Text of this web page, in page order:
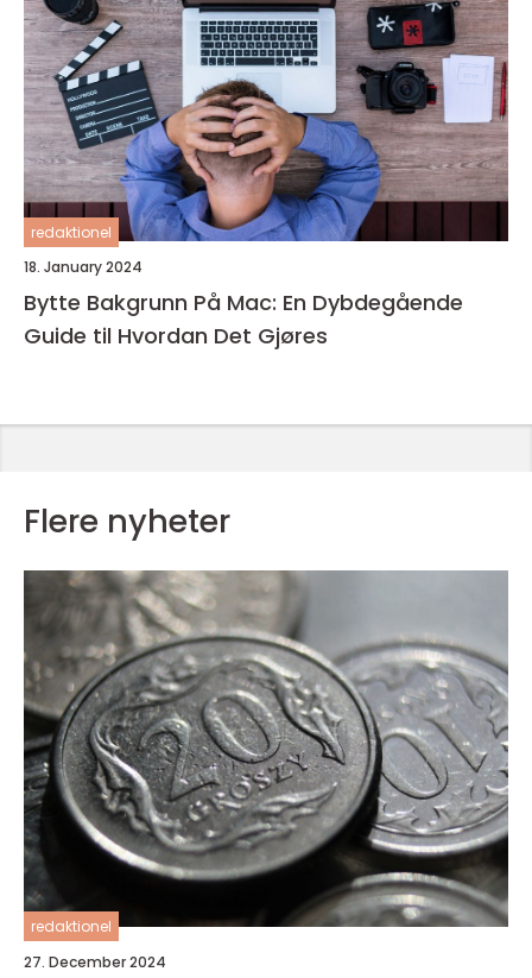
redaktionel
18. January 2024
Bytte Bakgrunn På Mac: En Dybdegående
Guide til Hvordan Det Gjøres
Flere nyheter
redaktionel
27. December 2024